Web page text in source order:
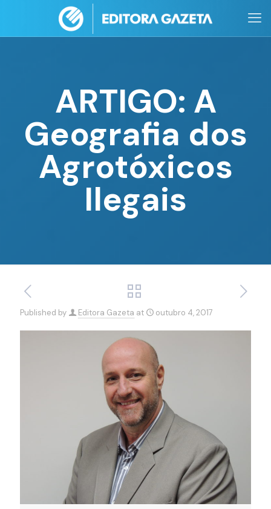
ARTIGO: A
Geografia dos
Agrotóxicos
Ilegais
Published by Editora Gazeta at outubro 4, 2017